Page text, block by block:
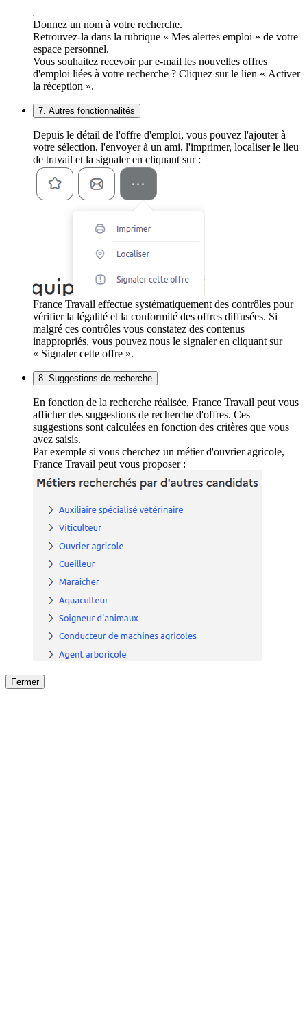
Donnez un nom à votre recherche.
Retrouvez-la dans la rubrique « Mes alertes emploi » de votre
espace personnel.
Vous souhaitez recevoir par e-mail les nouvelles offres
d'emploi liées à votre recherche ? Cliquez sur le lien « Activer
la réception ».
7. Autres fonctionnalités
Depuis le détail de l'offre d'emploi, vous pouvez l'ajouter à
votre sélection, l'envoyer à un ami, l'imprimer, localiser le lieu
de travail et la signaler en cliquant sur :
France Travail effectue systématiquement des contrôles pour
vérifier la légalité et la conformité des offres diffusées. Si
malgré ces contrôles vous constatez des contenus
inappropriés, vous pouvez nous le signaler en cliquant sur
« Signaler cette offre ».
8. Suggestions de recherche
En fonction de la recherche réalisée, France Travail peut vous
afficher des suggestions de recherche d'offres. Ces
suggestions sont calculées en fonction des critères que vous
avez saisis.
Par exemple si vous cherchez un métier d'ouvrier agricole,
France Travail peut vous proposer :
Fermer